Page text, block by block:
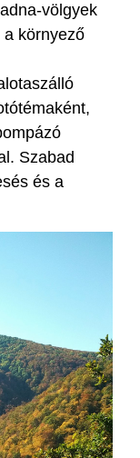
völgyek
környező
Szabad
és a